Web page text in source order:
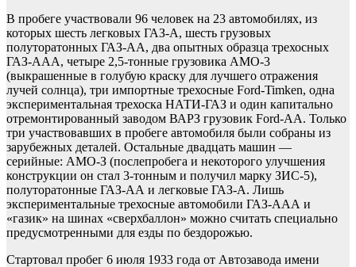
В пробеге участвовали 96 человек на 23 автомобилях, из
которых шесть легковых ГАЗ-А, шесть грузовых
полуторатонных ГАЗ-АА, два опытных образца трехосных
ГАЗ-ААА, четыре 2,5-тонные грузовика АМО-3
(выкрашенные в голубую краску для лучшего отражения
лучей солнца), три импортные трехосные Ford-Timken, одна
экспериментальная трехоска НАТИ-ГАЗ и один капитально
отремонтированный заводом ВАРЗ грузовик Ford-АА. Только
три участвовавших в пробеге автомобиля были собраны из
зарубежных деталей. Остальные двадцать машин —
серийные: АМО-З (послепробега и некоторого улучшения
конструкции он стал 3-тонным и получил марку ЗИС-5),
полуторатонные ГАЗ-АА и легковые ГАЗ-А. Лишь
экспериментальные трехосные автомобили ГАЗ-ААА и
«газик» на шинах «сверхбаллон» можно считать специально
предусмотренными для езды по бездорожью.
Стартовал пробег 6 июля 1933 года от Автозавода имени